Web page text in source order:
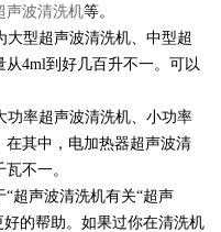
声波清洗机等。
大型超声波清洗机、中型超
从4ml到好几百升不一。可以
功率超声波清洗机、小功率
在其中，电加热器超声波清
不一。
超声波清洗机有关“超声
的帮助。如果过你在清洗机